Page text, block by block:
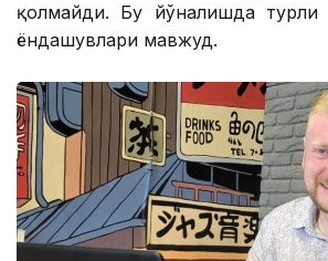
қолмайди. Бу йўналишда турли
ёндашувлари мавжуд.